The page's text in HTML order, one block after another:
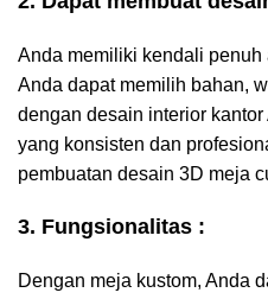
Anda memiliki kendali penuh
Anda dapat memilih bahan,
dengan desain interior
yang konsisten dan
pembuatan desain 3D meja
3. Fungsionalitas :
Dengan meja kustom, Anda